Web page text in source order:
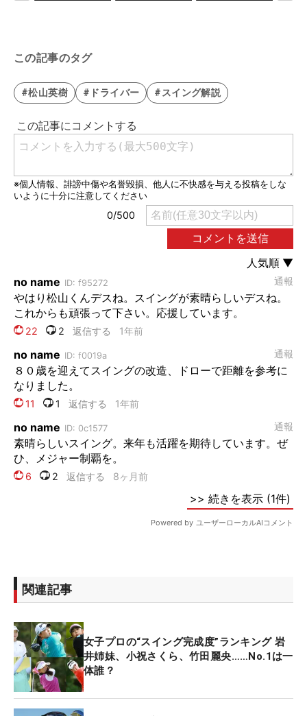
この記事のタグ
#松山英樹 #ドライバー #スイング解説
関連記事
女子プロの“スイング完成度”ランキング 岩
井姉妹、小祝さくら、竹田麗央……No.1は一
体誰？